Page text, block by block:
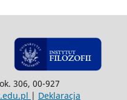
306, 00-927
| Deklaracja